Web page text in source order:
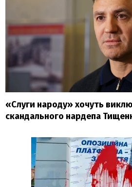
«Слуги народу» хочуть
скандального нардепа